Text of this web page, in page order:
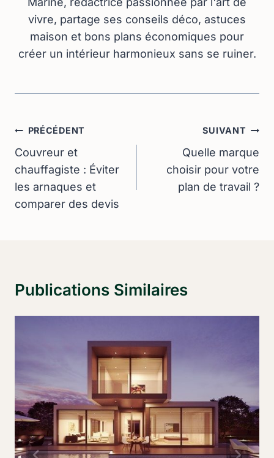
vivre, partage ses conseils déco, astuces
maison et bons plans économiques pour
créer un intérieur harmonieux sans se ruiner.
Navigation
De
L’article
PRÉCÉDENT
Couvreur et
chauffagiste : Éviter
les arnaques et
comparer des devis
SUIVANT
Quelle marque
choisir pour votre
plan de travail ?
Publications Similaires